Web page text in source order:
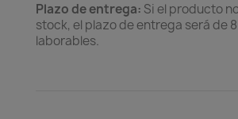
Plazo de entrega: Si el producto
stock, el plazo de entrega será de 8
laborables.